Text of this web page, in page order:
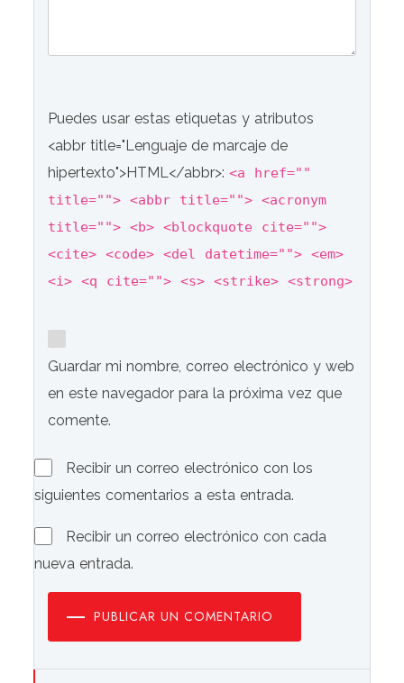
Puedes usar estas etiquetas y atributos
<abbr title="Lenguaje de marcaje de
hipertexto">HTML</abbr>:<a href=""
title=""> <abbr title=""> <acronym
title=""> <b> <blockquote cite="">
<cite> <code> <del datetime=""> <em>
<i> <q cite=""> <s> <strike> <strong>
Guardar mi nombre, correo electrónico y web
en este navegador para la próxima vez que
comente.
Recibir un correo electrónico con los
siguientes comentarios a esta entrada.
Recibir un correo electrónico con cada
nueva entrada.
PUBLICAR UN COMENTARIO